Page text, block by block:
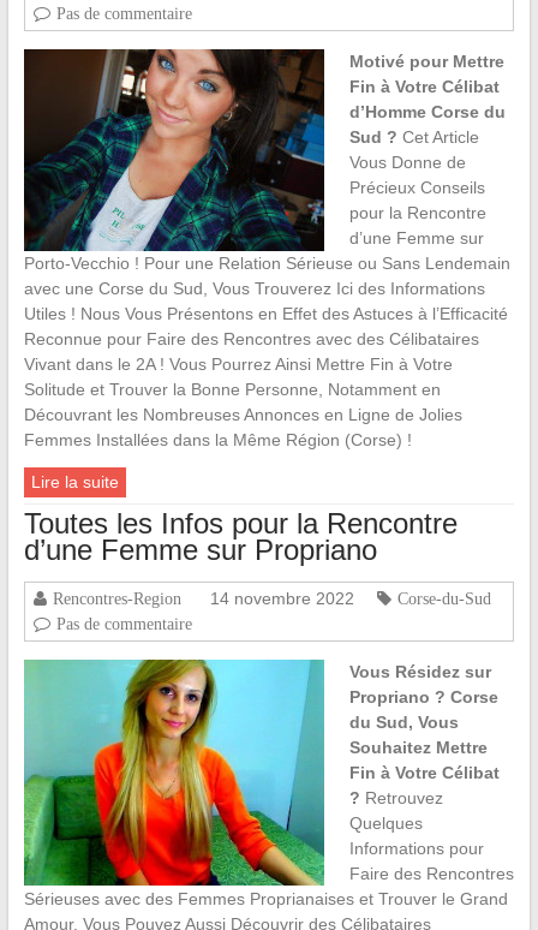
Pas de commentaire
Motivé pour Mettre
Fin à Votre Célibat
d’Homme Corse du
Sud ? Cet Article
Vous Donne de
Précieux Conseils
pour la Rencontre
d’une Femme sur
Porto-Vecchio ! Pour une Relation Sérieuse ou Sans Lendemain
avec une Corse du Sud, Vous Trouverez Ici des Informations
Utiles ! Nous Vous Présentons en Effet des Astuces à l’Efficacité
Reconnue pour Faire des Rencontres avec des Célibataires
Vivant dans le 2A ! Vous Pourrez Ainsi Mettre Fin à Votre
Solitude et Trouver la Bonne Personne, Notamment en
Découvrant les Nombreuses Annonces en Ligne de Jolies
Femmes Installées dans la Même Région (Corse) !
Lire la suite
Toutes les Infos pour la Rencontre
d’une Femme sur Propriano
Rencontres-Region 14 novembre 2022
Corse-du-Sud
Pas de commentaire
Vous Résidez sur
Propriano ? Corse
du Sud, Vous
Souhaitez Mettre
Fin à Votre Célibat
? Retrouvez
Quelques
Informations pour
Faire des Rencontres
Sérieuses avec des Femmes Proprianaises et Trouver le Grand
Amour. Vous Pouvez Aussi Découvrir des Célibataires